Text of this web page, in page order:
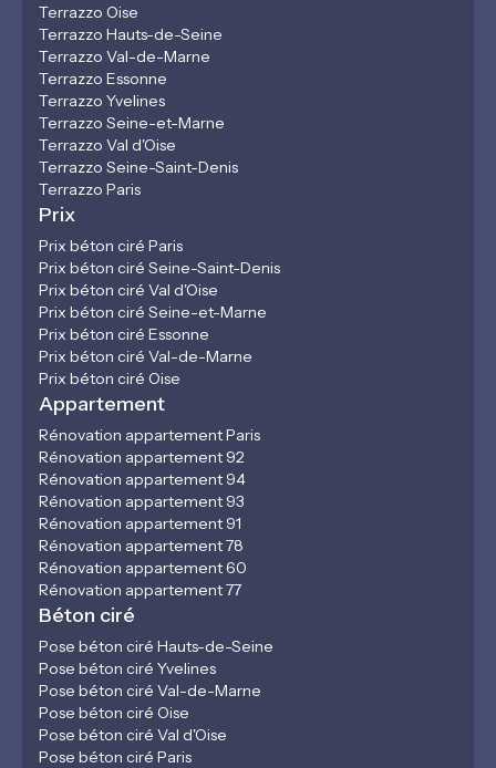
Terrazzo Oise
Terrazzo Hauts-de-Seine
Terrazzo Val-de-Marne
Terrazzo Essonne
Terrazzo Yvelines
Terrazzo Seine-et-Marne
Terrazzo Val d'Oise
Terrazzo Seine-Saint-Denis
Terrazzo Paris
Prix
Prix béton ciré Paris
Prix béton ciré Seine-Saint-Denis
Prix béton ciré Val d'Oise
Prix béton ciré Seine-et-Marne
Prix béton ciré Essonne
Prix béton ciré Val-de-Marne
Prix béton ciré Oise
Appartement
Rénovation appartement Paris
Rénovation appartement 92
Rénovation appartement 94
Rénovation appartement 93
Rénovation appartement 91
Rénovation appartement 78
Rénovation appartement 60
Rénovation appartement 77
Béton ciré
Pose béton ciré Hauts-de-Seine
Pose béton ciré Yvelines
Pose béton ciré Val-de-Marne
Pose béton ciré Oise
Pose béton ciré Val d'Oise
Pose béton ciré Paris